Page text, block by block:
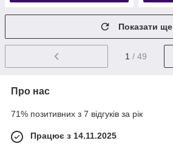
Показати ще
1 / 49
Про нас
71% позитивних з 7 відгуків за рік
Працює з 14.11.2025